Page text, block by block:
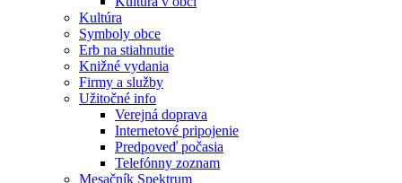
Kultúra
Symboly obce
Erb na stiahnutie
Knižné vydania
Firmy a služby
Užitočné info
Verejná doprava
Internetové pripojenie
Predpoveď počasia
Telefónny zoznam
Mesačník Spektrum